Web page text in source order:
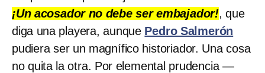
¡Un acosador no debe ser embajador!, que
diga una playera, aunque Pedro Salmerón
pudiera ser un magnífico historiador. Una cosa
no quita la otra. Por elemental prudencia —